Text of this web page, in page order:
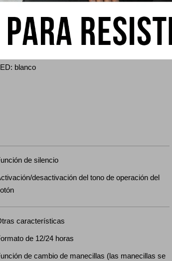
blanco
de silencio
desactivación del tono de operación del
características
de 12/24 horas
de cambio de manecillas (las manecillas se